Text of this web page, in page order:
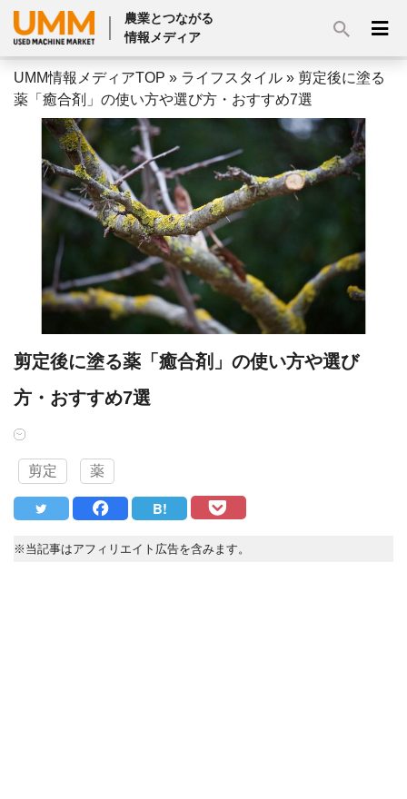
農業とつながる
情報メディア
UMM情報メディアTOP » ライフスタイル » 剪定後に塗る
薬「癒合剤」の使い方や選び方・おすすめ7選
剪定後に塗る薬「癒合剤」の使い方や選び
方・おすすめ7選
剪定 薬
B!
※当記事はアフィリエイト広告を含みます。